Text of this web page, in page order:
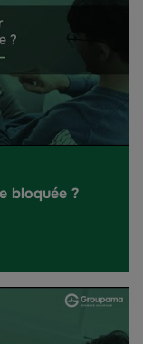
bloquée ?